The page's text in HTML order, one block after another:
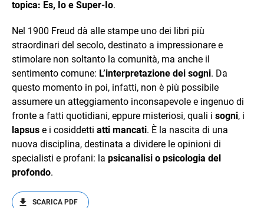
topica: Es, Io e Super-Io.
Nel 1900 Freud dà alle stampe uno dei libri più
straordinari del secolo, destinato a impressionare e
stimolare non soltanto la comunità, ma anche il
sentimento comune: L’interpretazione dei sogni. Da
questo momento in poi, infatti, non è più possibile
assumere un atteggiamento inconsapevole e ingenuo di
fronte a fatti quotidiani, eppure misteriosi, quali i sogni, i
lapsus e i cosiddetti atti mancati. È la nascita di una
nuova disciplina, destinata a dividere le opinioni di
specialisti e profani: la psicanalisi o psicologia del
profondo.
SCARICA PDF